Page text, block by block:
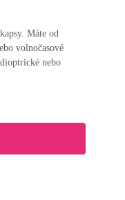
Máte od
volnočasové
nebo